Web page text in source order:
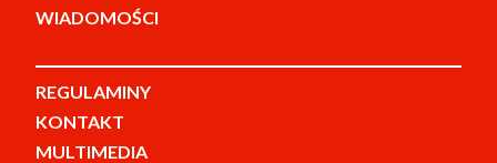
WIADOMOŚCI
REGULAMINY
KONTAKT
MULTIMEDIA